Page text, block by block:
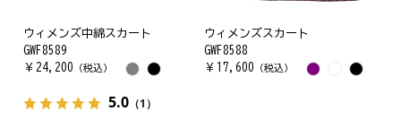
ウィメンズ中綿スカート
GWF8589
￥ 24,200 （税込）
5.0 （1）
ウィメンズスカート
GWF8588
￥ 17,600 （税込）